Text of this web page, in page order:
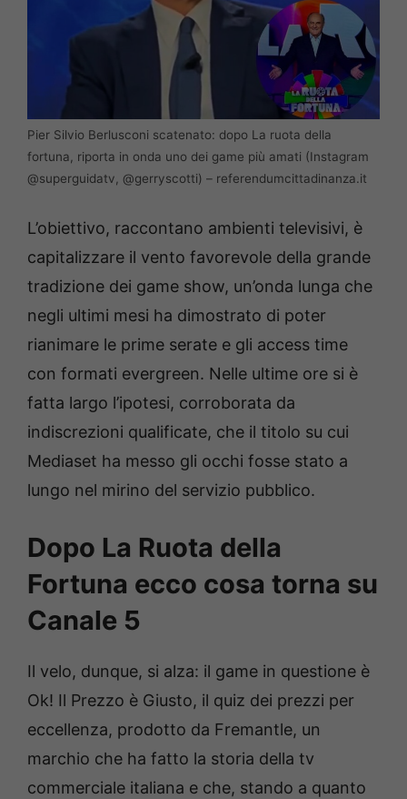
Pier Silvio Berlusconi scatenato: dopo La ruota della
fortuna, riporta in onda uno dei game più amati (Instagram
@superguidatv, @gerryscotti) – referendumcittadinanza.it
L’obiettivo, raccontano ambienti televisivi, è
capitalizzare il vento favorevole della grande
tradizione dei game show, un’onda lunga che
negli ultimi mesi ha dimostrato di poter
rianimare le prime serate e gli access time
con formati evergreen. Nelle ultime ore si è
fatta largo l’ipotesi, corroborata da
indiscrezioni qualificate, che il titolo su cui
Mediaset ha messo gli occhi fosse stato a
lungo nel mirino del servizio pubblico.
Dopo La Ruota della
Fortuna ecco cosa torna su
Canale 5
Il velo, dunque, si alza: il game in questione è
Ok! Il Prezzo è Giusto, il quiz dei prezzi per
eccellenza, prodotto da Fremantle, un
marchio che ha fatto la storia della tv
commerciale italiana e che, stando a quanto